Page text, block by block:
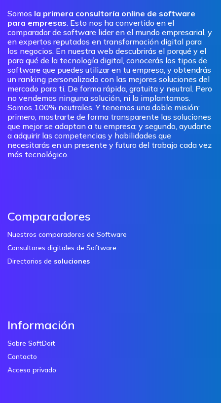
Somos la primera consultoría online de software
para empresas. Esto nos ha convertido en el
comparador de software lider en el mundo empresarial, y
en expertos reputados en transformación digital para
los negocios. En nuestra web descubrirás el porqué y el
para qué de la tecnología digital, conocerás los tipos de
software que puedes utilizar en tu empresa, y obtendrás
un ranking personalizado con las mejores soluciones del
mercado para ti. De forma rápida, gratuita y neutral. Pero
no vendemos ninguna solución, ni la implantamos.
Somos 100% neutrales. Y tenemos una doble misión:
primero, mostrarte de forma transparente las soluciones
que mejor se adaptan a tu empresa; y segundo, ayudarte
a adquirir las competencias y habilidades que
necesitarás en un presente y futuro del trabajo cada vez
más tecnológico.
Comparadores
Nuestros comparadores de Software
Consultores digitales de Software
Directorios de soluciones
Información
Sobre SoftDoit
Contacto
Acceso privado